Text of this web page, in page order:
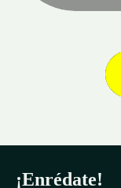
¡Enrédate!